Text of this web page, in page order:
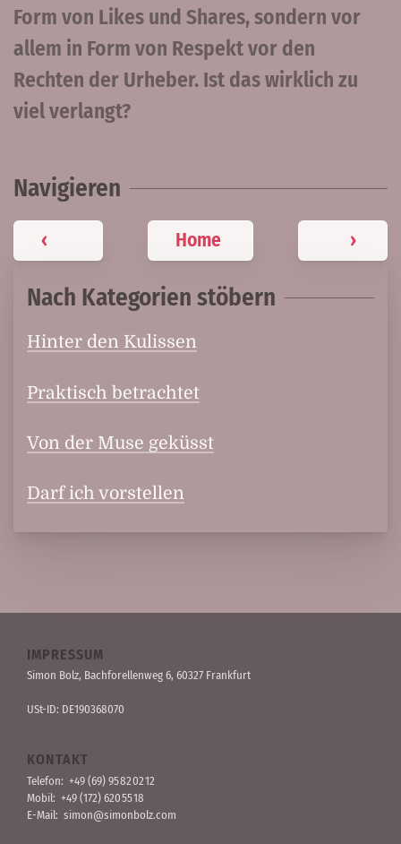
Form von Likes und Shares, sondern vor
allem in Form von Respekt vor den
Rechten der Urheber. Ist das wirklich zu
viel verlangt?
Navigieren
‹ Home ›
Nach Kategorien stöbern
Hinter den Kulissen
Praktisch betrachtet
Von der Muse geküsst
Darf ich vorstellen
IMPRESSUM
Simon Bolz, Bachforellen­weg 6, 60327 Frankfurt
USt-ID: DE190368070
KONTAKT
Telefon: +49 (69) 95 82 02 12
Mobil: +49 (172) 620 55 18
E-Mail: simon@simonbolz.com